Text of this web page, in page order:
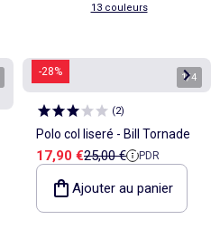
13 couleurs
-28% 1/4
(2)
Polo col liseré - Bill Tornade
Prix de vente
17,90 €Prix de référence
25,00 € PDR
Ajouter au panier